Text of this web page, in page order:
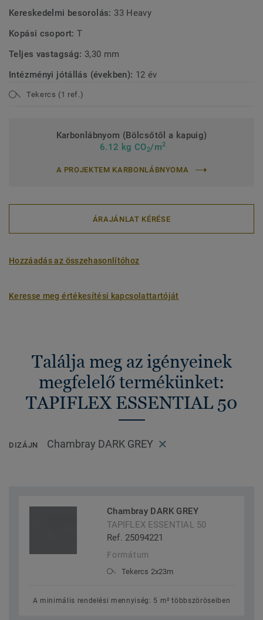
Kereskedelmi besorolás: 33 Heavy
Kopási csoport:T
Teljes vastagság: 3,30 mm
Intézményi jótállás (években): 12 év
Tekercs (1 ref.)
Karbonlábnyom (Bölcsőtől a kapuig)
6.12 kg CO2/m2
A PROJEKTEM KARBONLÁBNYOMA
ÁRAJÁNLAT KÉRÉSE
Hozzáadás az összehasonlítóhoz
Keresse meg értékesítési kapcsolattartóját
Találja meg az igényeinek
megfelelő termékünket:
TAPIFLEX ESSENTIAL 50
DIZÁJN Chambray DARK GREY
Chambray DARK GREY
TAPIFLEX ESSENTIAL 50
Ref. 25094221
Formátum
Tekercs 2x23m
A minimális rendelési mennyiség: 5 m² többszöröseiben